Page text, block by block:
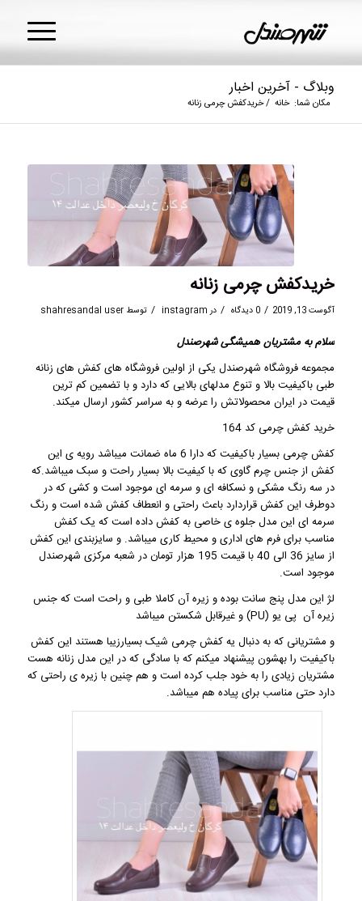
وبلاگ - آخرین اخبار
مکان شما: خانه /خریدکفش چرمی زنانه
خریدکفش چرمی زنانه
آگوست 13, 2019 / 0 دیدگاه / در instagram
/ توسط shahresandal user
سلام به مشتریان همیشگیشهرصندل
مجموعهفروشگاه شهرصندلیکی از اولین فروشگاه هایکفش های زنانه
طبی باکیفیت بالا و تنوع مدلهای بالایی که دارد و با تضمین کم ترین
قیمت در ایران محصولاتش را عرضه و به سراسر کشور ارسال میکند.
خرید کفش چرمی کد 164
کفش چرمی
بسیار باکیفیت که دارا 6 ماه ضمانت میباشد رویه ی این
کفش از جنس چرم گاوی که با کیفیت بالا بسیار راحت و سبک میباشد.که
در سه رنگ مشکی و نسکافه ای و سرمه ای موجود است و کشی که در
دوطرف این کفش قراردارد باعث راحتی و انعطاف کفش شده است و رنگ
سرمه ای این مدل جلوه ی خاصی به کفش داده است که یک کفش
مناسب برای فرم های اداری و محیط کاری میباشد. و سایزبندی این کفش
از سایز 36 الی 40 با قیمت 195 هزار تومان در شعبه مرکزی
شهرصندل
موجود است.
لژ این مدل پنج سانت بوده و زیره آن کاملا طبی و راحت است که جنس
زیره آن پی یو (PU) و غیرقابل شکستن میباشد
و مشتریانی که به دنبال یهکفش چرمی شیکبسیارزیبا هستند این کفش
باکیفیت را بهشون پیشنهاد میکنم که با سادگی که در این مدل زنانه هست
مشتریان زیادی را به خود جلب کرده است و هم چنین با زیره ی راحتی که
دارد حتی مناسب برای پیاده هم میباشد.